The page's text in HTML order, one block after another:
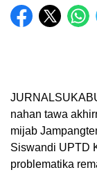
nahan tawa
mijab
Siswandi UPTD
problematika